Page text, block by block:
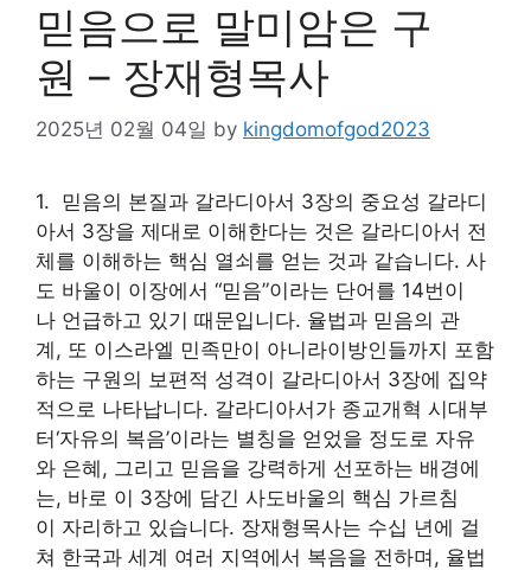
믿음으로 말미암은 구
원 – 장재형목사
2025년 02월 04일 by kingdomofgod2023
1. 믿음의 본질과 갈라디아서 3장의 중요성 갈라디
아서 3장을 제대로 이해한다는 것은 갈라디아서 전
체를 이해하는 핵심 열쇠를 얻는 것과 같습니다. 사
도 바울이 이장에서 “믿음”이라는 단어를 14번이
나 언급하고 있기 때문입니다. 율법과 믿음의 관
계, 또 이스라엘 민족만이 아니라이방인들까지 포함
하는 구원의 보편적 성격이 갈라디아서 3장에 집약
적으로 나타납니다. 갈라디아서가 종교개혁 시대부
터‘자유의 복음’이라는 별칭을 얻었을 정도로 자유
와 은혜, 그리고 믿음을 강력하게 선포하는 배경에
는, 바로 이 3장에 담긴 사도바울의 핵심 가르침
이 자리하고 있습니다. 장재형목사는 수십 년에 걸
쳐 한국과 세계 여러 지역에서 복음을 전하며, 율법